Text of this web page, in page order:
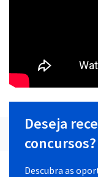
Deseja
concursos?
Descubra as